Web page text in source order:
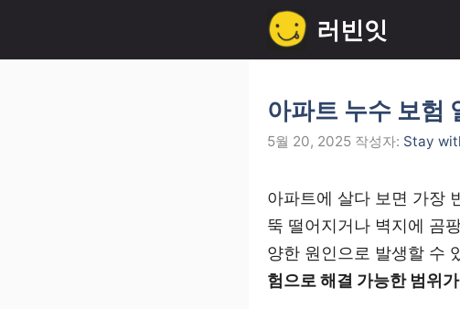
러빈잇
아파트 누수 보험
5월 20, 2025 작성자: Stay
아파트에 살다 보면 가장
뚝 떨어지거나 벽지에 곰
양한 원인으로 발생할 수
험으로 해결 가능한 범위